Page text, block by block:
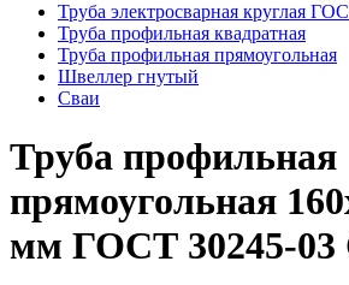
Труба электросварная круглая
Труба профильная квадратная
Труба профильная прямоугольная
Швеллер гнутый
Сваи
Труба профильная
прямоугольная
мм ГОСТ 30245-03